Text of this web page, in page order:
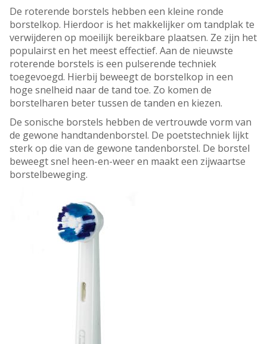
De roterende borstels hebben een kleine ronde
borstelkop. Hierdoor is het makkelijker om tandplak te
verwijderen op moeilijk bereikbare plaatsen. Ze zijn het
populairst en het meest effectief. Aan de nieuwste
roterende borstels is een pulserende techniek
toegevoegd. Hierbij beweegt de borstelkop in een
hoge snelheid naar de tand toe. Zo komen de
borstelharen beter tussen de tanden en kiezen.
De sonische borstels hebben de vertrouwde vorm van
de gewone handtandenborstel. De poetstechniek lijkt
sterk op die van de gewone tandenborstel. De borstel
beweegt snel heen-en-weer en maakt een zijwaartse
borstelbeweging.